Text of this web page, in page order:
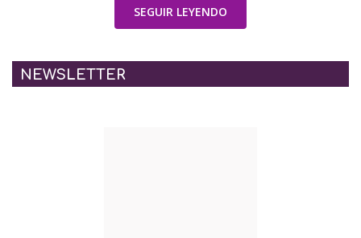
SEGUIR LEYENDO
NEWSLETTER